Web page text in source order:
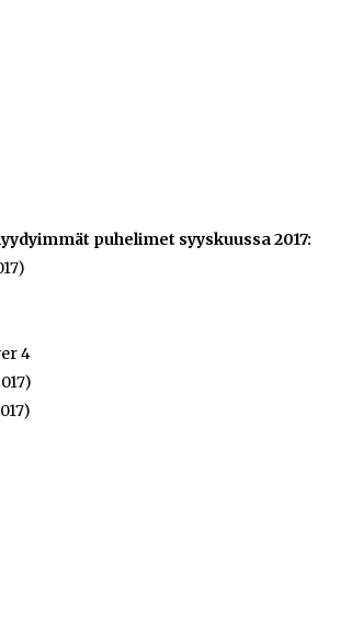
puhelimet syyskuussa 2017:
4